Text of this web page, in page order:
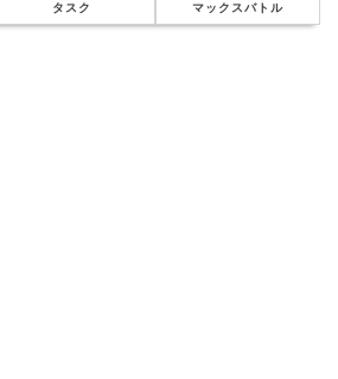
タスク
マックスバトル